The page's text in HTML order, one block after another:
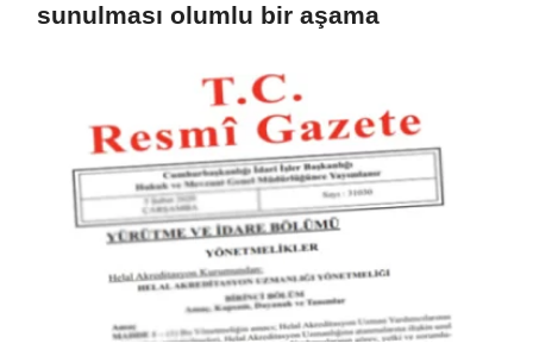
sunulması olumlu bir aşama